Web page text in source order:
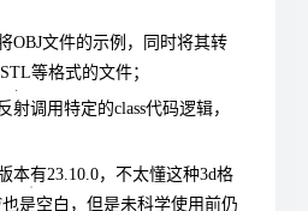
OBJ文件的示例，同时将其转
等格式的文件；
射调用特定的class代码逻辑，
本有23.10.0，不太懂这种3d格
是空白，但是未科学使用前仍